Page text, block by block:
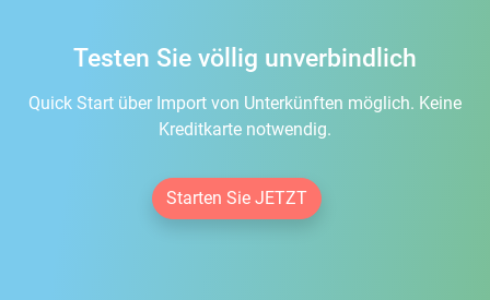
Testen Sie völlig unverbindlich
Quick Start über Import von Unterkünften möglich. Keine
Kreditkarte notwendig.
Starten Sie JETZT